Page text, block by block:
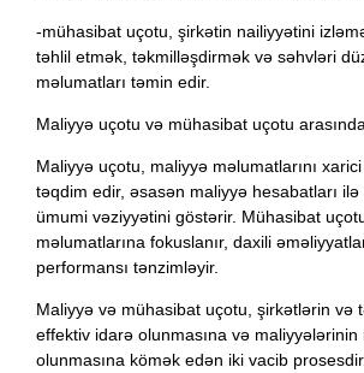
-mühasibat uçotu, şirkətin nailiyyətini
təhlil etmək, təkmilləşdirmək və səhvləri
məlumatları təmin edir.
Maliyyə uçotu və mühasibat uçotu
Maliyyə uçotu , maliyyə məlumatlarını
təqdim edir, əsasən maliyyə hesabatları ilə
ümumi vəziyyətini göstərir. Mühasibat
məlumatlarına fokuslanır, daxili
performansı tənzimləyir.
Maliyyə və mühasibat uçotu, şirkətlərin və
effektiv idarə olunmasına və maliyyələrinin
olunmasına kömək edən iki vacib prosesdir.